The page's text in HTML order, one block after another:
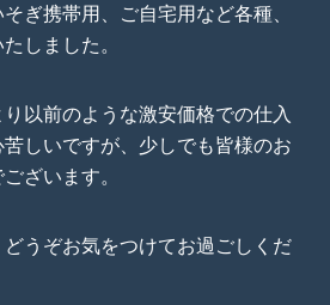
ぎ携帯用、ご自宅用など各種、
しました。
以前のような激安価格での仕入
しいですが、少しでも皆様のお
ざいます。
うぞお気をつけてお過ごしくだ